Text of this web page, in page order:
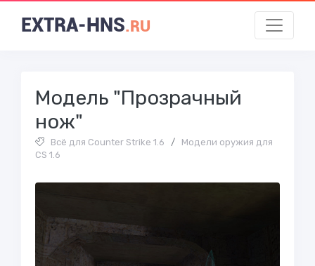
EXTRA-HNS.RU
Модель "Прозрачный
нож"
Всё для Counter Strike 1.6 /
Модели оружия для
CS 1.6